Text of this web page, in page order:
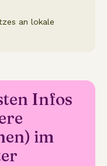
an lokale
Infos
im